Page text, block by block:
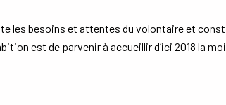
les besoins et attentes du volontaire et
est de parvenir à accueillir d’ici 2018 la